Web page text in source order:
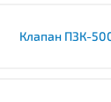
Клапан ПЗК-